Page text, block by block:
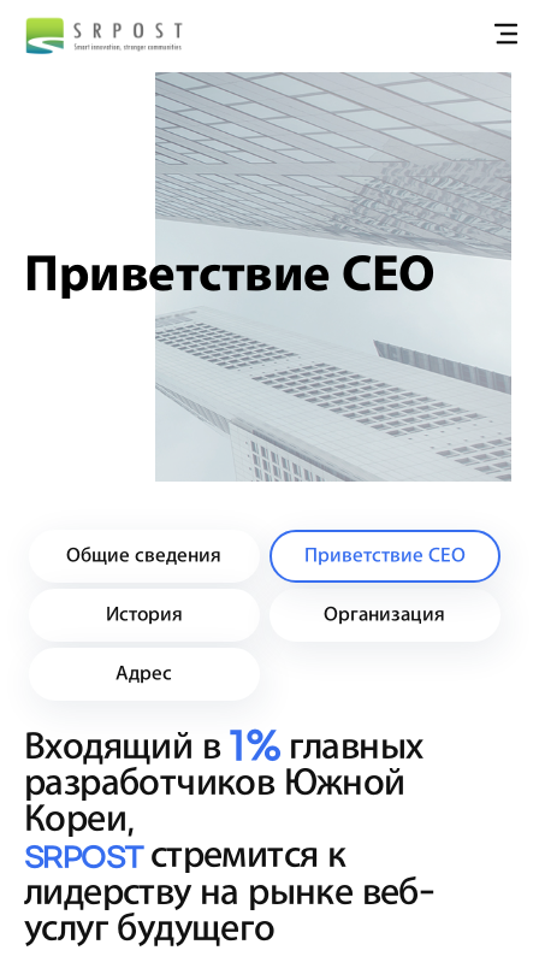
Приветствие СЕО
Общие сведения Приветствие СЕО
История Организация
Адрес
Входящий в 1% главных
разработчиков Южной
Кореи,
SRPOST стремится к
лидерству на рынке веб-
услуг будущего